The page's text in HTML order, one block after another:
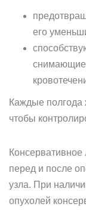
его
снимающие
Каждые
чтобы
перед и после
узла. При
опухолей